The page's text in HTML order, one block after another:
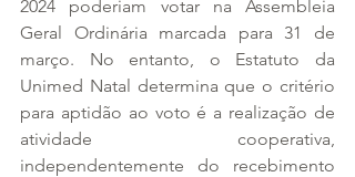
2024 poderiam votar na Assembleia
Geral Ordinária marcada para 31 de
março. No entanto, o Estatuto da
Unimed Natal determina que o critério
para aptidão ao voto é a realização de
atividade cooperativa,
independentemente do recebimento